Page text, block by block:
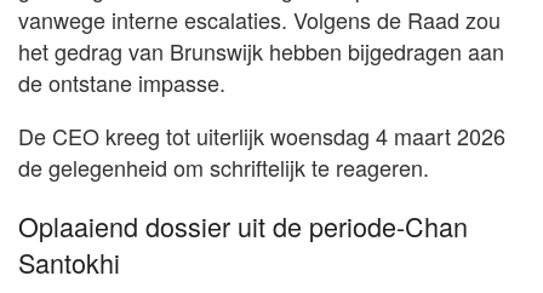
vanwege interne escalaties. Volgens de Raad zou
het gedrag van Brunswijk hebben bijgedragen aan
de ontstane impasse.
De CEO kreeg tot uiterlijk woensdag 4 maart 2026
de gelegenheid om schriftelijk te reageren.
Oplaaiend dossier uit de periode-Chan
Santokhi